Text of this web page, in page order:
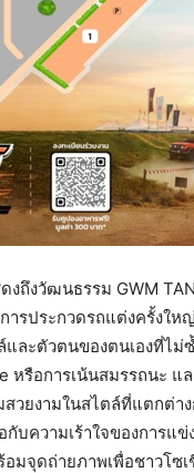
งถึงวัฒนธรรม GWM
ารประกวดรถแต่งครั้ง
ละตัวตนของตนเองที่ไ
หรือการเน้นสมรรถนะ แ
วยงามในสไตล์ที่แตกต่า
บความเร้าใจของการแ
มจุดถ่ายภาพเพื่อชาวโซ